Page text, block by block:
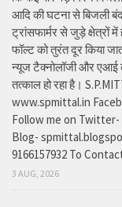
आदि की घटना से बिजली
ट्रांसफार्मर से जुड़े क्षेत्रों
फॉल्ट को तुरंत दूर किया
न्यूज टैक्नोलॉजी और एआई
तत्काल हो रहा है।
www.spmittal.in
Follow me on
Blog-
9166157932 To
3 AUG, 2026